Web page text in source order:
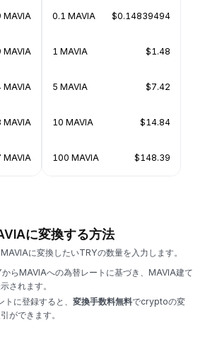
MAVIA
MAVIA
MAVIA
0.1 MAVIA $0.14839494
1 MAVIA $1.48
5 MAVIA $7.42
10 MAVIA $14.84
100 MAVIA $148.39
に変換する方法
に変換したいTRYの数量を入力します。
らMAVIAへの為替レートに基づき、MAVIA建て
されます。
に登録すると、 変換手数料無料でcryptoの変
ができます。